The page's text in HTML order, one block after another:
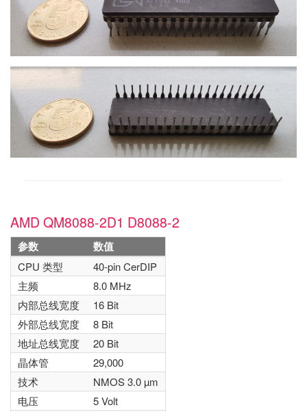
AMD QM8088-2D1 D8088-2
参数 数值
CPU 类型
40-pin CerDIP
主频
8.0 MHz
内部总线宽度
16 Bit
外部总线宽度
8 Bit
地址总线宽度
20 Bit
晶体管
29,000
技术
NMOS 3.0 µm
电压
5 Volt